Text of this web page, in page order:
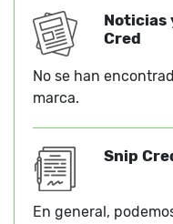
Noticias
Cred
No se han
marca.
Snip
En general,